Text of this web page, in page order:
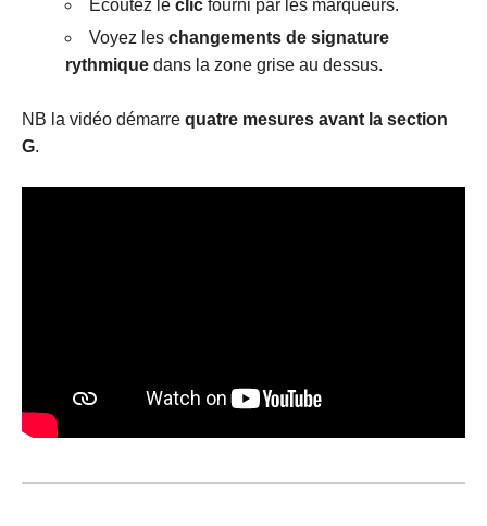
Écoutez le clic fourni par les marqueurs.
Voyez les changements de signature
rythmique dans la zone grise au dessus.
NB la vidéo démarre quatre mesures avant la section
G.